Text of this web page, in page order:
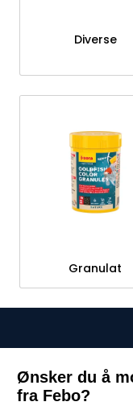
Diverse
Granulat
Ønsker du å
fra Febo?